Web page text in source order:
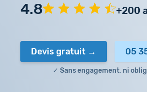
4.8 +200
Devis gratuit 05
✓ Sans engagement, ni